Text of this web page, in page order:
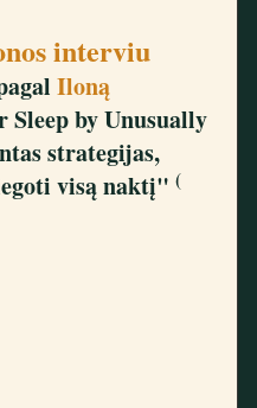
interviu
Iloną
Sleep by Unusually
strategijas,
visą naktį" (